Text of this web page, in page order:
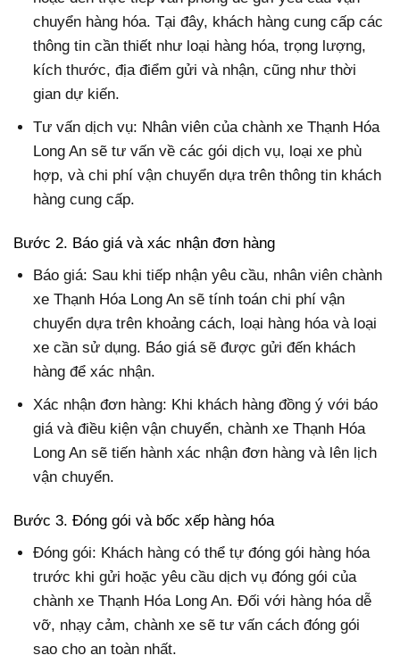
chuyển hàng hóa. Tại đây, khách hàng cung cấp các
thông tin cần thiết như loại hàng hóa, trọng lượng,
kích thước, địa điểm gửi và nhận, cũng như thời
gian dự kiến.
Tư vấn dịch vụ: Nhân viên của chành xe Thạnh Hóa
Long An sẽ tư vấn về các gói dịch vụ, loại xe phù
hợp, và chi phí vận chuyển dựa trên thông tin khách
hàng cung cấp.
Bước 2. Báo giá và xác nhận đơn hàng
Báo giá: Sau khi tiếp nhận yêu cầu, nhân viên chành
xe Thạnh Hóa Long An sẽ tính toán chi phí vận
chuyển dựa trên khoảng cách, loại hàng hóa và loại
xe cần sử dụng. Báo giá sẽ được gửi đến khách
hàng để xác nhận.
Xác nhận đơn hàng: Khi khách hàng đồng ý với báo
giá và điều kiện vận chuyển, chành xe Thạnh Hóa
Long An sẽ tiến hành xác nhận đơn hàng và lên lịch
vận chuyển.
Bước 3. Đóng gói và bốc xếp hàng hóa
Đóng gói: Khách hàng có thể tự đóng gói hàng hóa
trước khi gửi hoặc yêu cầu dịch vụ đóng gói của
chành xe Thạnh Hóa Long An. Đối với hàng hóa dễ
vỡ, nhạy cảm, chành xe sẽ tư vấn cách đóng gói
sao cho an toàn nhất.